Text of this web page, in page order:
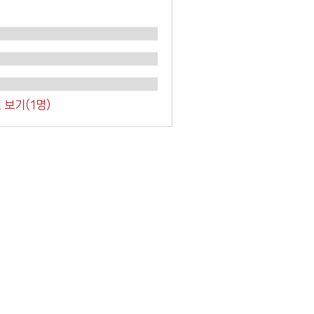
보기(1명)